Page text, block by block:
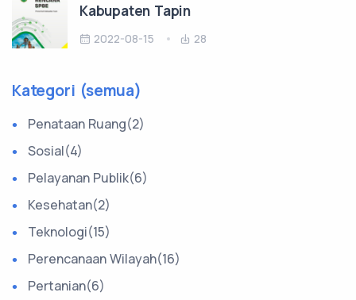
Kabupaten Tapin
2022-08-15 28
Kategori (semua)
Penataan Ruang(2)
Sosial(4)
Pelayanan Publik(6)
Kesehatan(2)
Teknologi(15)
Perencanaan Wilayah(16)
Pertanian(6)